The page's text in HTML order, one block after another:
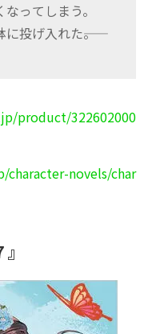
ってしまう。
投げ入れた――。
product/322602000
novels/char